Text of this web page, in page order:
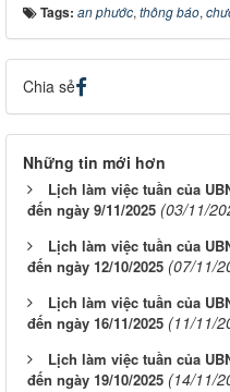
Tags: an phước, thông báo,
Chia sẻ
Những tin mới hơn
Lịch làm việc tuần của
đến ngày 9/11/2025 (03/11/
Lịch làm việc tuần của
đến ngày 12/10/2025 (07/11/
Lịch làm việc tuần của
đến ngày 16/11/2025 (11/11/
Lịch làm việc tuần của
đến ngày 19/10/2025 (14/11/